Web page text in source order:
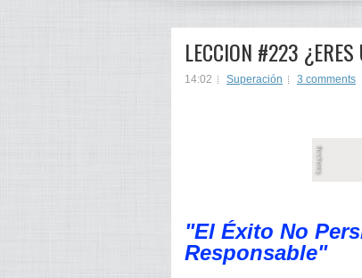
LECCION #223
14:02 Superación 3 comments
"El Éxito No
Responsable"